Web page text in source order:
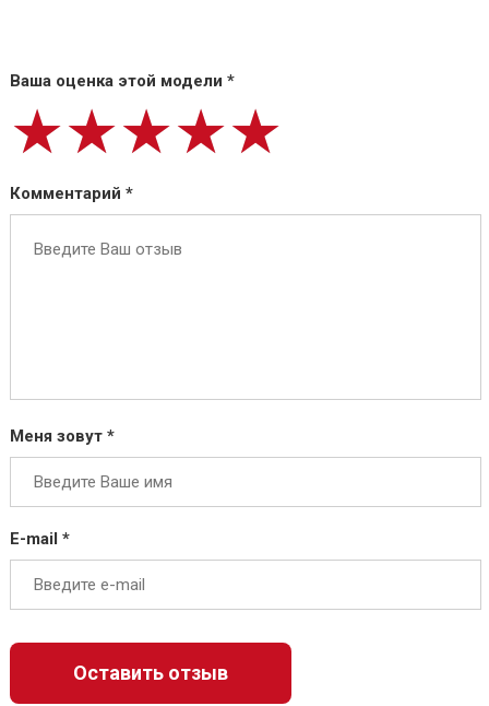
Ваша оценка этой модели *
★★★★★
★★★★★
★★★★★
Комментарий *
Меня зовут *
E-mail *